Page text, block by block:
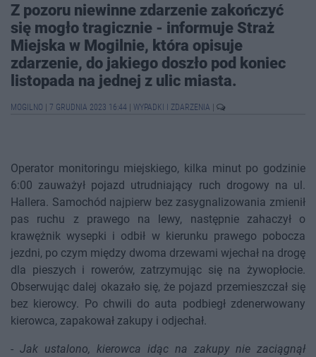
Z pozoru niewinne zdarzenie zakończyć
się mogło tragicznie - informuje Straż
Miejska w Mogilnie, która opisuje
zdarzenie, do jakiego doszło pod koniec
listopada na jednej z ulic miasta.
MOGILNO 7 GRUDNIA 2023 16:44 WYPADKI I ZDARZENIA
Operator monitoringu miejskiego, kilka minut po godzinie
6:00 zauważył pojazd utrudniający ruch drogowy na ul.
Hallera. Samochód najpierw bez zasygnalizowania zmienił
pas ruchu z prawego na lewy, następnie zahaczył o
krawężnik wysepki i odbił w kierunku prawego pobocza
jezdni, po czym między dwoma drzewami wjechał na drogę
dla pieszych i rowerów, zatrzymując się na żywopłocie.
Obserwując dalej okazało się, że pojazd przemieszczał się
bez kierowcy. Po chwili do auta podbiegł zdenerwowany
kierowca, zapakował zakupy i odjechał.
- Jak ustalono, kierowca idąc na zakupy nie zaciągnął